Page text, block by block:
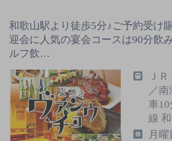
和歌山駅より徒歩5分♪ご予約受け
迎会に人気の宴会コースは90分飲
ルフ飲…
Ｊ
／
車
線
月曜